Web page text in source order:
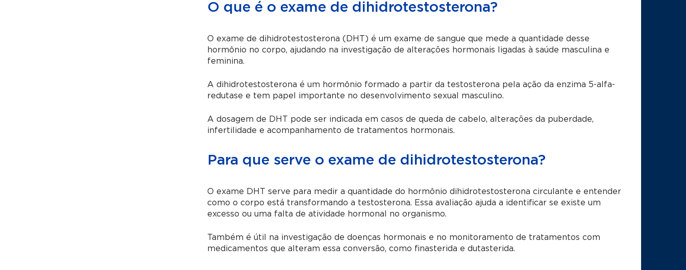
O que é o exame de dihidrotestosterona?
O exame de dihidrotestosterona (DHT) é um exame de sangue que mede a quantidade desse
hormônio no corpo, ajudando na investigação de alterações hormonais ligadas à saúde masculina e
feminina.
A dihidrotestosterona é um hormônio formado a partir da testosterona pela ação da enzima 5-alfa-
redutase e tem papel importante no desenvolvimento sexual masculino.
A dosagem de DHT pode ser indicada em casos de queda de cabelo, alterações da puberdade,
infertilidade e acompanhamento de tratamentos hormonais.
Para que serve o exame de dihidrotestosterona?
O exame DHT serve para medir a quantidade do hormônio dihidrotestosterona circulante e entender
como o corpo está transformando a testosterona. Essa avaliação ajuda a identificar se existe um
excesso ou uma falta de atividade hormonal no organismo.
Também é útil na investigação de doenças hormonais e no monitoramento de tratamentos com
medicamentos que alteram essa conversão, como finasterida e dutasterida.